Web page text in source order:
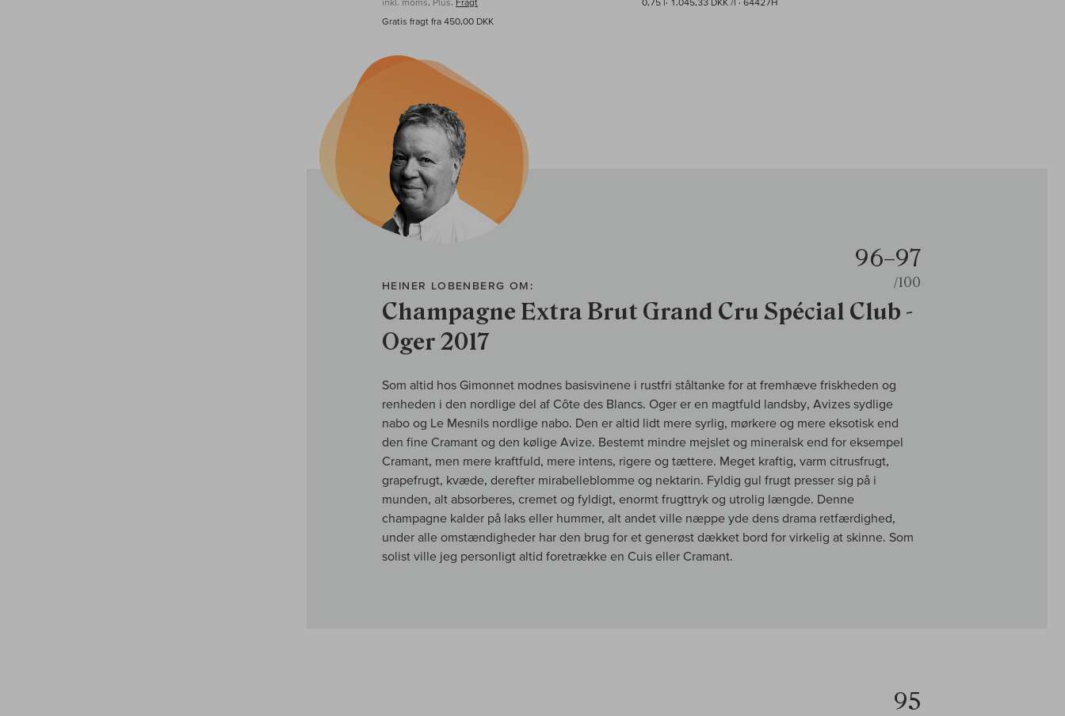
inkl. moms, Plus. Fragt 0,75 l· 1.045,33 DKK /l · 64427H
Gratis fragt fra 450,00 DKK
HEINER LOBENBERG OM:
Champagne Extra Brut Grand Cru Spécial Club -
Oger 2017
96–97
/100
Som altid hos Gimonnet modnes basisvinene i rustfri ståltanke for at fremhæve friskheden og
renheden i den nordlige del af Côte des Blancs. Oger er en magtfuld landsby, Avizes sydlige
nabo og Le Mesnils nordlige nabo. Den er altid lidt mere syrlig, mørkere og mere eksotisk end
den fine Cramant og den kølige Avize. Bestemt mindre mejslet og mineralsk end for eksempel
Cramant, men mere kraftfuld, mere intens, rigere og tættere. Meget kraftig, varm citrusfrugt,
grapefrugt, kvæde, derefter mirabelleblomme og nektarin. Fyldig gul frugt presser sig på i
munden, alt absorberes, cremet og fyldigt, enormt frugttryk og utrolig længde. Denne
champagne kalder på laks eller hummer, alt andet ville næppe yde dens drama retfærdighed,
under alle omstændigheder har den brug for et generøst dækket bord for virkelig at skinne. Som
solist ville jeg personligt altid foretrække en Cuis eller Cramant.
95